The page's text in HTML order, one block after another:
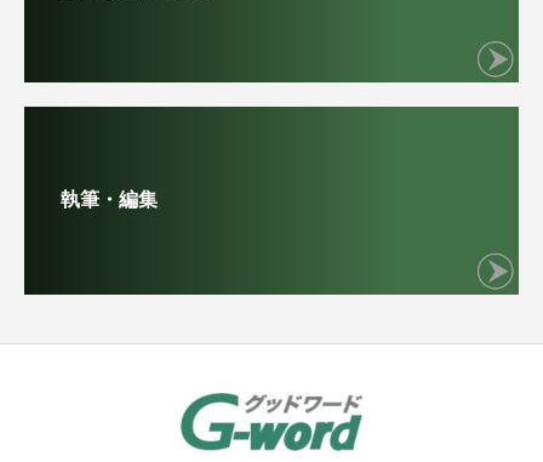
執筆・編集